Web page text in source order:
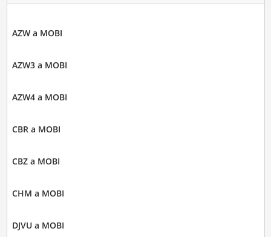
AZW a MOBI
AZW3 a MOBI
AZW4 a MOBI
CBR a MOBI
CBZ a MOBI
CHM a MOBI
DJVU a MOBI